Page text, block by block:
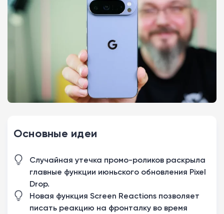
Основные идеи
Случайная утечка промо-роликов раскрыла
главные функции июньского обновления Pixel
Drop.
Новая функция Screen Reactions позволяет
писать реакцию на фронталку во время